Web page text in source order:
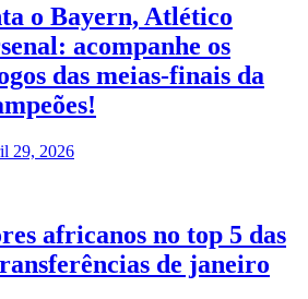
o Bayern, Atlético
acompanhe os
das meias-finais da
29, 2026
africanos no top 5 das
de janeiro